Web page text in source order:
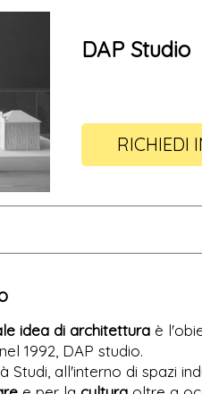
DAP Studio
RICHIEDI
idea di architettura è
1992, DAP studio.
Studi, all'interno di spazi